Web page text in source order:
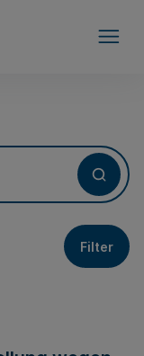
Filter